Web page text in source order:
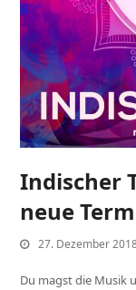
Indischer
neue
27. Dezember
Du magst die Musik